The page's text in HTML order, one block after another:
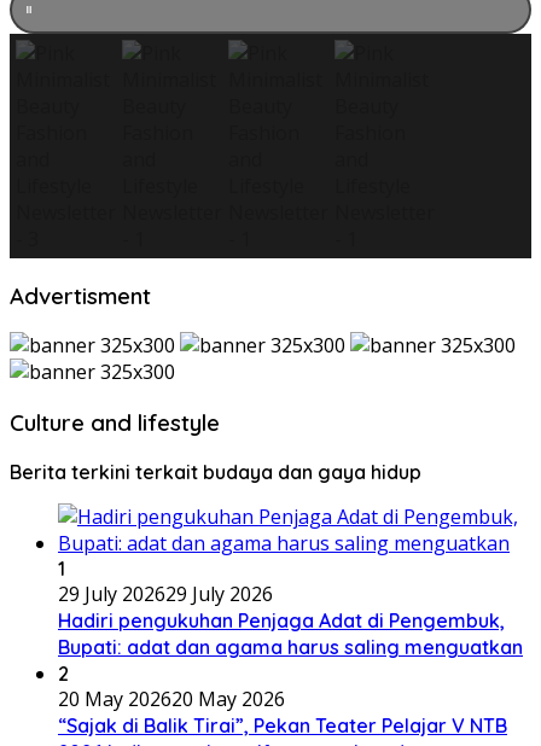
Advertisment
Culture and lifestyle
Berita terkini terkait budaya dan gaya hidup
1
29 July 202629 July 2026
Hadiri pengukuhan Penjaga Adat di Pengembuk,
Bupati: adat dan agama harus saling menguatkan
2
20 May 202620 May 2026
“Sajak di Balik Tirai”, Pekan Teater Pelajar V NTB